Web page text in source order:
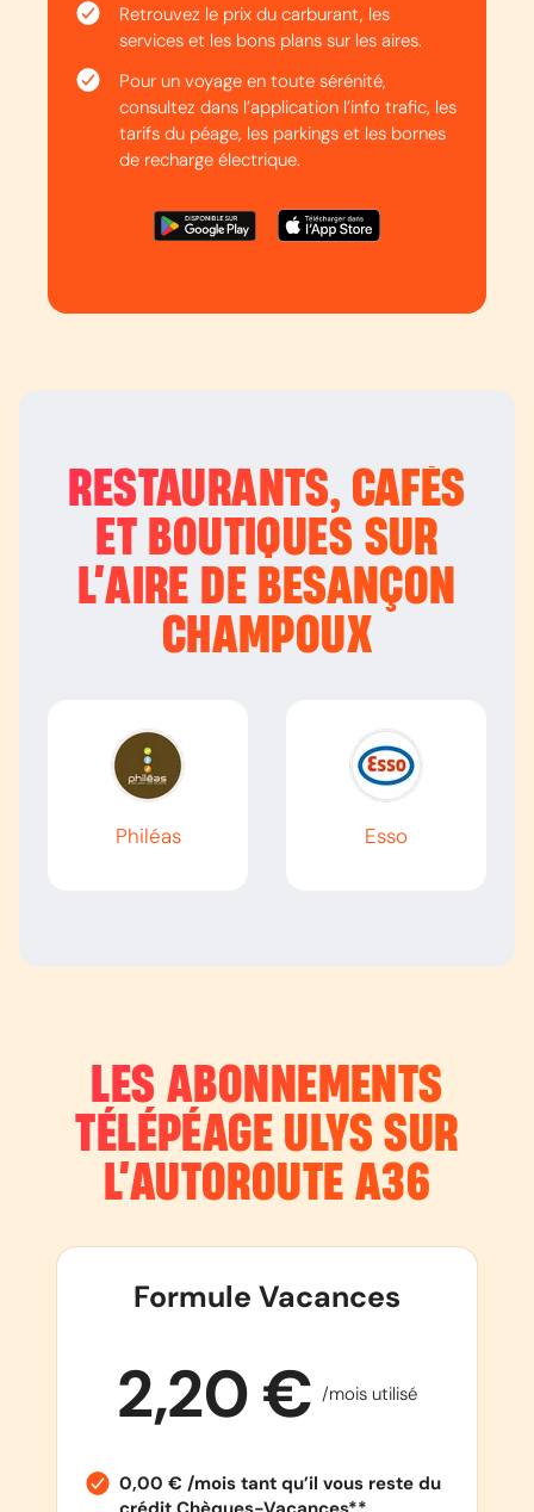
Retrouvez le prix du carburant, les
services et les bons plans sur les aires.
Pour un voyage en toute sérénité,
consultez dans l’application l’info trafic, les
tarifs du péage, les parkings et les bornes
de recharge électrique.
RESTAURANTS, CAFÉS
ET BOUTIQUES SUR
L’AIRE DE BESANÇON
CHAMPOUX
Philéas Esso
LES ABONNEMENTS
TÉLÉPÉAGE ULYS SUR
L’AUTOROUTE A36
Formule Vacances
2,20 € /mois utilisé
0,00 € /mois tant qu’il vous reste du